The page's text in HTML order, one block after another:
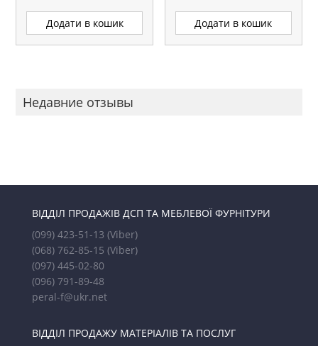
Додати в кошик Додати в кошик
Недавние отзывы
ВІДДІЛ ПРОДАЖІВ ДСП ТА МЕБЛЕВОЇ ФУРНІТУРИ
(099) 423-51-13 (Viber)
(068) 762-85-15 (Viber)
(097) 445-02-80
(096) 791-89-48
peral-f@ukr.net
ВІДДІЛ ПРОДАЖУ МАТЕРІАЛІВ ТА ПОСЛУГ